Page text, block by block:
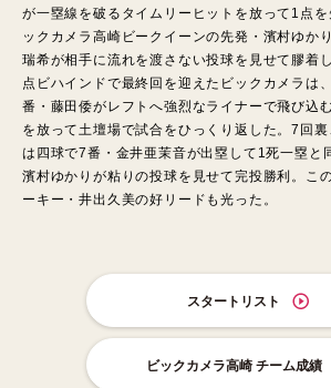
が一塁線を破るタイムリーヒットを放って1点
ックカメラ高崎ビークイーンの先発・濱村ゆか
瑞希が相手に流れを渡さない投球を見せて膠着
点ビハインドで最終回を迎えたビックカメラは
番・藤田倭がレフトへ強烈なライナーで飛び込
を放って土壇場で試合をひっくり返した。7回
は四球で7番・金井亜茉音が出塁して1死一塁と
濱村ゆかりが粘りの投球を見せて完投勝利。こ
ーキー・井出久美の好リードも光った。
スタートリスト
ビックカメラ高崎 チーム成績